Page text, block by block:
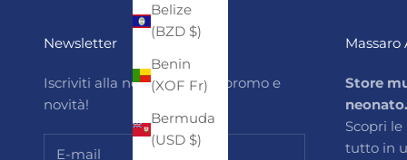
Belize
(BZD $)
Benin
(XOF Fr)
Bermuda
(USD $)
Newsletter
Iscriviti alla newsletter per promo e
novità!
Store
neonato.
Scopri
tutto in